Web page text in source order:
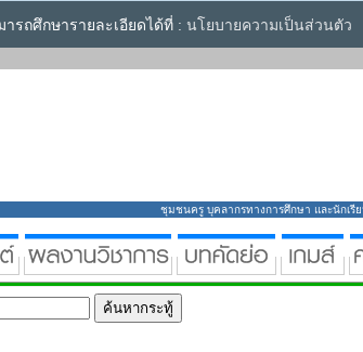
ถศึกษารายละเอียดได้ที่ : นโยบายความเป็นส่วนตัว
ชุมชนครู บุคลากรทางการศึกษา และนักเรี